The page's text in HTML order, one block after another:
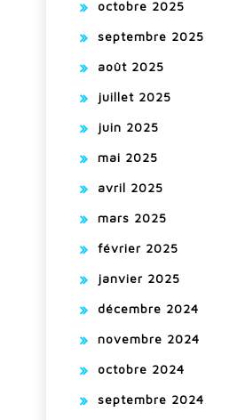
octobre 2025
septembre 2025
août 2025
juillet 2025
juin 2025
mai 2025
avril 2025
mars 2025
février 2025
janvier 2025
décembre 2024
novembre 2024
octobre 2024
septembre 2024